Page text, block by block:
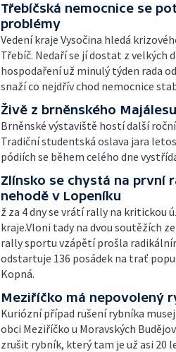
Třebíčská nemocnice se
problémy
Vedení kraje Vysočina hledá
Třebíč. Nedaří se jí dostat z velkých
hospodaření už minulý týden rada
snaží co nejdřív chod nemocnice
Živě z brněnského
Brněnské výstaviště hostí další
Tradiční studentská oslava jara
pódiích se během celého dne
Zlínsko se chystá na první
nehodě v Lopeníku
ž za 4 dny se vrátí rally na kritickou
kraje.Vloni tady na dvou soutěžích
rally sportu vzápětí prošla
odstartuje 136 posádek na trať
Kopná.
Meziříčko má nepovolený
Kuriózní případ rušení rybníka
obci Meziříčko u Moravských
zrušit rybník, který tam je už asi 20